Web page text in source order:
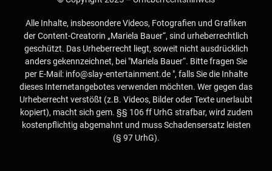
Alle Inhalte, insbesondere Videos, Fotografien und Grafiken
der Content-Creatorin „Mariela Bauer“, sind urheberrechtlich
geschützt. Das Urheberrecht liegt, soweit nicht ausdrücklich
anders gekennzeichnet, bei "Mariela Bauer“. Bitte fragen Sie
per E-Mail: info@slay-entertainment.de ", falls Sie die Inhalte
dieses Internetangebotes verwenden möchten. Wer gegen das
Urheberrecht verstößt (z.B. Videos, Bilder oder Texte unerlaubt
kopiert), macht sich gem. §§ 106 ff UrhG strafbar, wird zudem
kostenpflichtig abgemahnt und muss Schadensersatz leisten
(§ 97 UrhG).